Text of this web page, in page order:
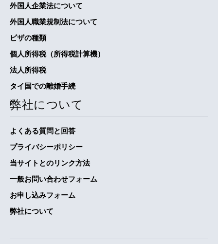
外国人企業法について
外国人職業規制法について
ビザの種類
個人所得税（所得税計算機）
法人所得税
タイ国での離婚手続
弊社について
よくある質問と回答
プライバシーポリシー
当サイトとのリンク方法
一般お問い合わせフォーム
お申し込みフォーム
弊社について